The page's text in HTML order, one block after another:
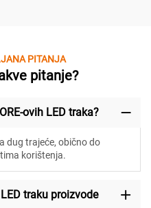
PITANJA
pitanje?
ovih LED traka?
dug trajeće, obično do
korištenja.
traku proizvode